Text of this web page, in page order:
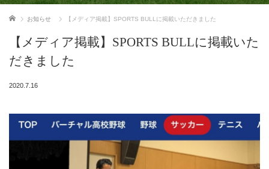
ホーム お知らせ 【メディア掲載】SPORTS BULLに掲載いただきました
【メディア掲載】SPORTS BULLに掲載いた
だきました
2020.7.16